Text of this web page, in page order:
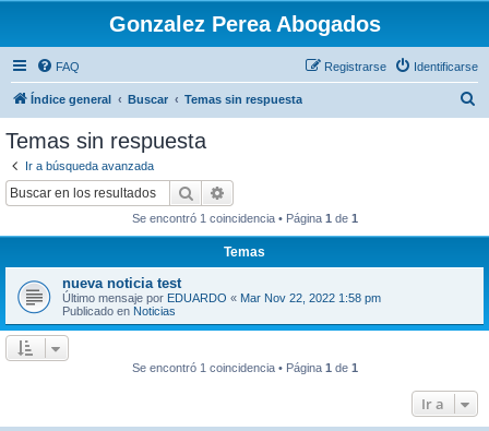
Gonzalez Perea Abogados
FAQ Identificarse
Registrarse
Índice general Buscar Temas sin respuesta
Temas sin respuesta
Ir a búsqueda avanzada
Buscar
Se encontró 1 coincidencia • Página 1 de 1
Temas
nueva noticia test
Último mensaje por EDUARDO « Mar Nov 22, 2022 1:58 pm
Publicado en Noticias
Se encontró 1 coincidencia • Página 1 de 1
Ir a